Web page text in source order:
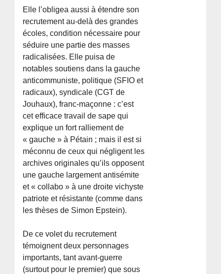
Elle l’obligea aussi à étendre son
recrutement au-delà des grandes
écoles, condition nécessaire pour
séduire une partie des masses
radicalisées. Elle puisa de
notables soutiens dans la gauche
anticommuniste, politique (SFIO et
radicaux), syndicale (CGT de
Jouhaux), franc-maçonne : c’est
cet efficace travail de sape qui
explique un fort ralliement de
« gauche » à Pétain ; mais il est si
méconnu de ceux qui négligent les
archives originales qu’ils opposent
une gauche largement antisémite
et « collabo » à une droite vichyste
patriote et résistante (comme dans
les thèses de Simon Epstein).
De ce volet du recrutement
témoignent deux personnages
importants, tant avant-guerre
(surtout pour le premier) que sous